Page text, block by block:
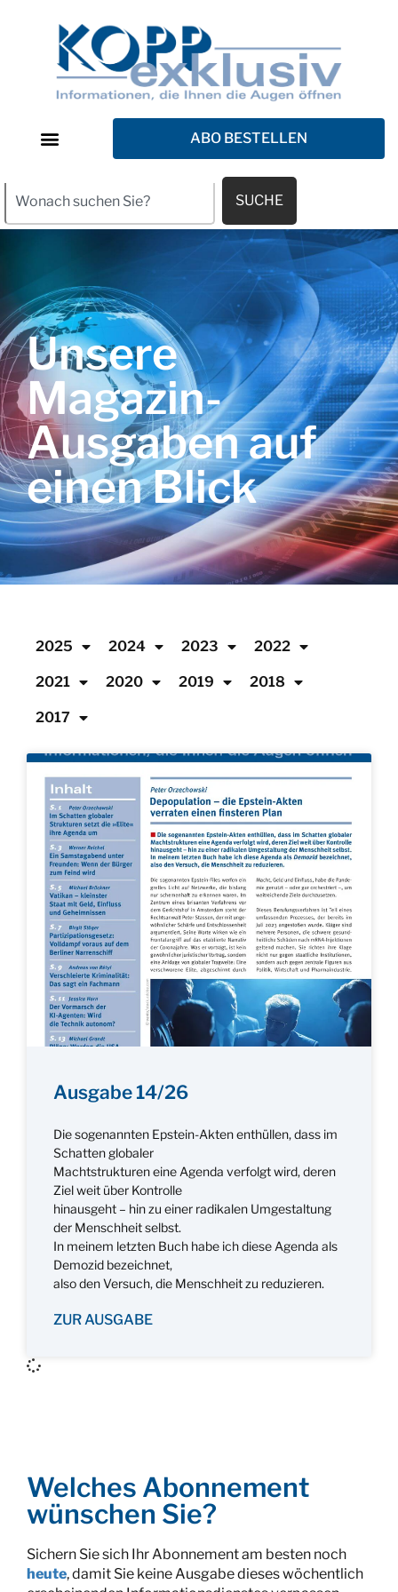
ABO BESTELLEN
SUCHE
Unsere
Magazin-
Ausgaben auf
einen Blick
2025 2024 2023 2022
2021 2020 2019 2018
2017
Ausgabe 14/26
Die sogenannten Epstein-Akten enthüllen, dass im
Schatten globaler
Machtstrukturen eine Agenda verfolgt wird, deren
Ziel weit über Kontrolle
hinausgeht – hin zu einer radikalen Umgestaltung
der Menschheit selbst.
In meinem letzten Buch habe ich diese Agenda als
Demozid bezeichnet,
also den Versuch, die Menschheit zu reduzieren.
ZUR AUSGABE
Welches Abonnement
wünschen Sie?
Sichern Sie sich Ihr Abonnement am besten noch
heute, damit Sie keine Ausgabe dieses wöchentlich